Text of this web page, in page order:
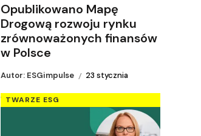
Opublikowano Mapę
Drogową rozwoju rynku
zrównoważonych finansów
w Polsce
Autor: ESGimpulse 23 stycznia
TWARZE ESG